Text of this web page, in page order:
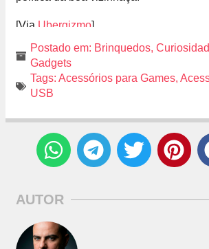
[Via Ubergizmo]
Postado em: Brinquedos,
Gadgets
Tags: Acessórios para Games,
USB
AUTOR